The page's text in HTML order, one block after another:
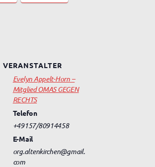
VERANSTALTER
Evelyn Appelt-Horn –
Mitglied OMAS GEGEN
RECHTS
Telefon
+49157/80914458
E-Mail
org.altenkirchen@gmail.
com